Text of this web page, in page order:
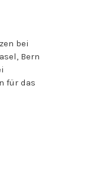
bei
Bern
für das